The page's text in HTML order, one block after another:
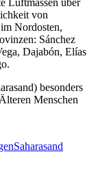
Luftmassen über
von
Nordosten,
Sánchez
Dajabón, Elías
besonders
Menschen
Saharasand